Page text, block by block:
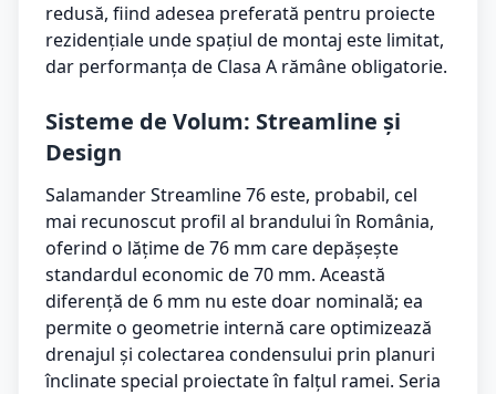
redusă, fiind adesea preferată pentru proiecte
rezidențiale unde spațiul de montaj este limitat,
dar performanța de Clasa A rămâne obligatorie.
Sisteme de Volum: Streamline și
Design
Salamander Streamline 76 este, probabil, cel
mai recunoscut profil al brandului în România,
oferind o lățime de 76 mm care depășește
standardul economic de 70 mm. Această
diferență de 6 mm nu este doar nominală; ea
permite o geometrie internă care optimizează
drenajul și colectarea condensului prin planuri
înclinate special proiectate în falțul ramei. Seria